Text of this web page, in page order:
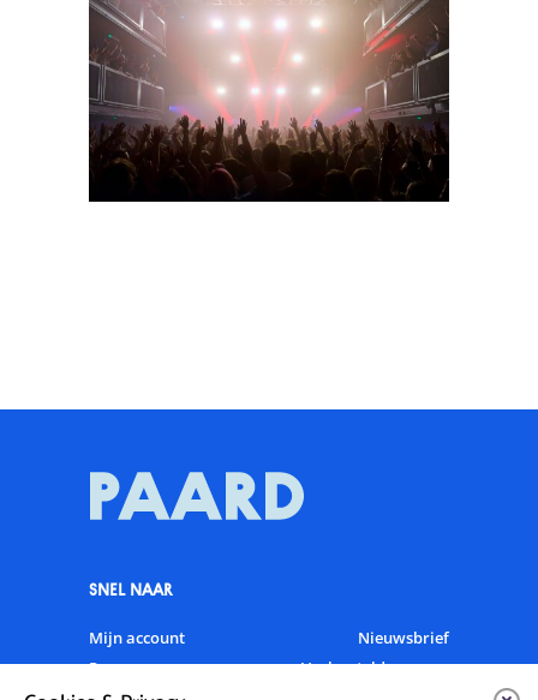
SNEL NAAR
Mijn account
Nieuwsbrief
Programma
Veelgestelde vragen